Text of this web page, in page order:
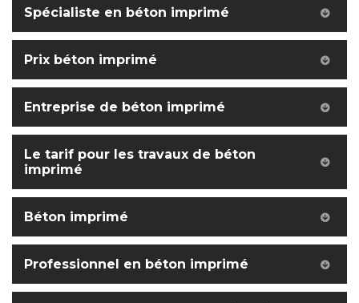
Spécialiste en béton imprimé
Prix béton imprimé
Entreprise de béton imprimé
Le tarif pour les travaux de béton
imprimé
Béton imprimé
Professionnel en béton imprimé